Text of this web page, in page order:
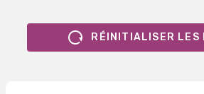
RÉINITIALISER LES